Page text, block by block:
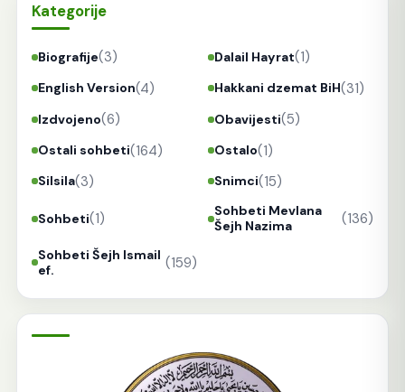
Kategorije
Biografije(3) Dalail Hayrat(1)
English Version(4) Hakkani dzemat BiH(31)
Izdvojeno(6) Obavijesti(5)
Ostali sohbeti(164) Ostalo(1)
Silsila(3) Snimci(15)
Sohbeti(1)
Sohbeti Mevlana
Šejh Nazima
(136)
Sohbeti Šejh Ismail
ef.
(159)